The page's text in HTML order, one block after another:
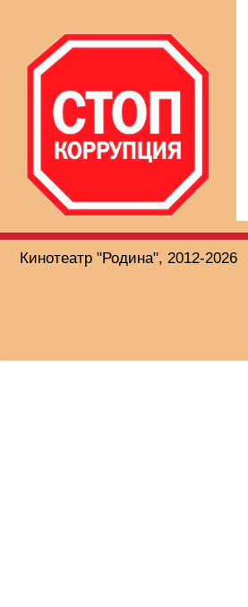
Кинотеатр "Родина", 2012-2026